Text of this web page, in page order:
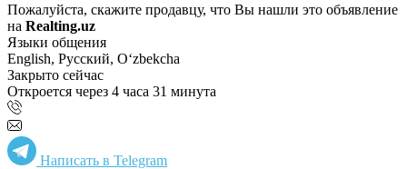
Пожалуйста, скажите продавцу, что Вы нашли это объявление
на Realting.uz
Языки общения
English, Русский, Oʻzbekcha
Закрыто сейчас
Откроется через 4 часа 31 минута
Написать в Telegram